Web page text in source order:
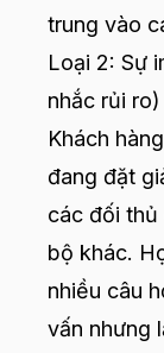
trung vào
Loại 2: Sự
nhắc rủi ro)
Khách
đang đặt
các đối thủ
bộ khác.
nhiều câu
vấn nhưng